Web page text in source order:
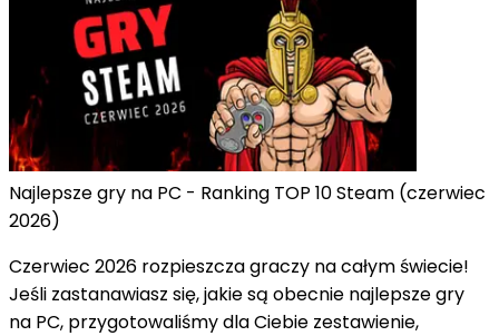
Najlepsze gry na PC - Ranking TOP 10 Steam (czerwiec
2026)
Czerwiec 2026 rozpieszcza graczy na całym świecie!
Jeśli zastanawiasz się, jakie są obecnie najlepsze gry
na PC, przygotowaliśmy dla Ciebie zestawienie,